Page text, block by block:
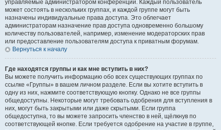
управляемые администратором конференции. Каждый пользователь
может состоять в нескольких группах, и каждой группе могут быть
назначены индивидуальные права доступа. Это облегчает
администраторам назначение прав доступа одновременно большому
количеству пользователей, например, изменение модераторских прав
или предоставление пользователям доступа к приватным форумам.
Вернуться к началу
Где находятся группы и как мне вступить в них?
Вы можете получить информацию обо всех существующих группах по
ссылке «Группы» в вашем личном разделе. Если вы хотите вступить в
одну из них, нажмите соответствующую кнопку. Однако не все группы
общедоступны. Некоторые могут требовать одобрения для вступления в
них, могут быть закрытыми или даже скрытыми. Если группа
общедоступна, то вы можете запросить членство в ней, щёлкнув по
соответствующей кнопке. Если требуется одобрение на участие в группе,